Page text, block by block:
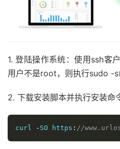
1. 登陆操作系统：使用ssh客
用户不是root，则执行sudo -s
2. 下载安装脚本并执行安装命
curl
- SO https : //